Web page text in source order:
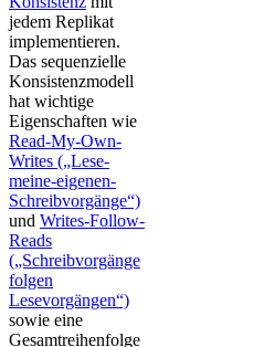
jedem Replikat
implementieren.
Das sequenzielle
Konsistenzmodell
hat wichtige
Eigenschaften wie
Read-My-Own-
Writes („Lese-
meine-eigenen-
Schreibvorgänge“)
und Writes-Follow-
Reads
(„Schreibvorgänge
folgen
Lesevorgängen“)
sowie eine
Gesamtreihenfolge